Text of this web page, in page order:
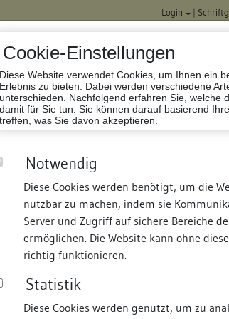
Cookie-Einstellungen
Diese Website verwendet Cookies, um Ihnen ein
Erlebnis zu bieten. Dabei werden verschiedene
unterschieden. Nachfolgend erfahren Sie, welche
damit für Sie tun. Sie können darauf basierend
treffen, was Sie davon akzeptieren.
Notwendig
Diese Cookies werden benötigt, um die
nutzbar zu machen, indem sie
Server und Zugriff auf sichere Bereiche
ermöglichen. Die Website kann ohne
richtig funktionieren.
Statistik
Diese Cookies werden genutzt, um zu
Login |
Termine Suche Freie